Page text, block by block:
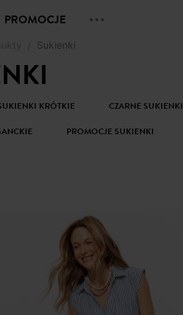
PROMOCJE
Sukienki
KRÓTKIE CZARNE SUKIENKI
PROMOCJE SUKIENKI